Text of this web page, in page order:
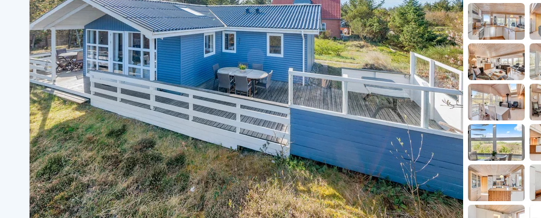
Sommerhuse med udsigt
Sommerhuse med spa
Sommerhuse med fredagsskift
Sommerhuse med lørdagsskift
Sommerhuse for 2 personer
Sommerhuse for 4 Personer
Sommerhuse for 6 Personer
Sommerhuse for 8 Personer
Sommerhuse i
Sommerhuse i juleferien
Sommerhuse til nytår
Sommerhuse i BjerregårdSommerhuse i BlåvandSommerhuse i Hvide SandeSommerhuse i Søndervig
Sommerhuse i Årgab
Sommerhuse i Arrild
Sommerhuse i Bjerregård
Sommerhuse i Blåvand
Sommerhuse i Bork Havn
Sommerhuse i Fjand
Sommerhuse på Fanø
Sommerhuse i Grærup Strand
Sommerhuse i Haurvig
Sommerhuse i Henne Strand
Sommerhuse i Ho
Sommerhuse i Houstrup
Sommerhuse i Houvig
Sommerhus på Holmsland Klit
Sommerhuse på Holmsland
Sommerhuse i Hvide Sande
Sommerhuse i Jegum
Sommerhuse i Klegod
Sommerhuse i Lodbjerg
Sommerhuse i Nr.
Sommerhuse på Rømø
Sommerhuse i Søndervig
Sommerhuse i
Sommerhuse i
Sommerhuse i Vedersø
Sommerhuse i Vejers
Sommerhuse i Vester